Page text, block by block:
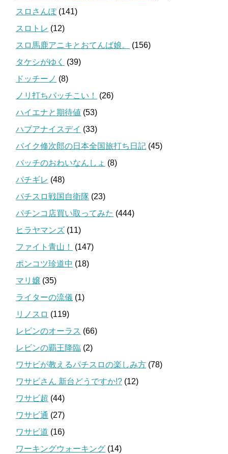
スロさんぽ(141)
スロトレ (12)
スロ馬鹿アニキとおてんば娘。
(156)
タケシがゆく
(39)
ドッチーノ (8)
ノリ打ちバッチこい！
(26)
ハイエナと期待値 (53)
ハブアナイスデイ (33)
バイク修次郎の日本全国旅打ち日記 (45)
バッチのおわいなんしょ (8)
パチギレ (48)
パチスロ戦国自衛隊 (23)
パチンコ店買い取ってみた (444)
ヒラヤマンズ (11)
ファイト青山！
(147)
ポンコツ珍道中 (18)
マリ嬢 (35)
ライターの流儀 (1)
リノスロ (119)
レビンのオーラス (66)
レビンの覇王降臨 (2)
ワサビが教えるパチスロの楽しみ方 (78)
ワサビさん 新台どうですか!? (12)
ワサビ超 (44)
ワサビ通 (27)
ワサビ道 (16)
ワーキングウォーキング (14)